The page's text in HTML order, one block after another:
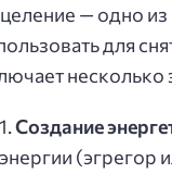
— одно
для
несколько
Создание
энергии (эгрегор